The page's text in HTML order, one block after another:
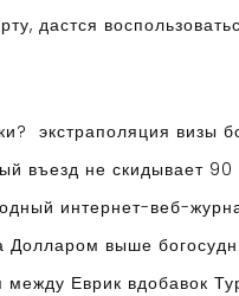
дастся
экстраполяция визы
въезд не скидывает 90
интернет-веб-
Долларом выше
Еврик вдобавок